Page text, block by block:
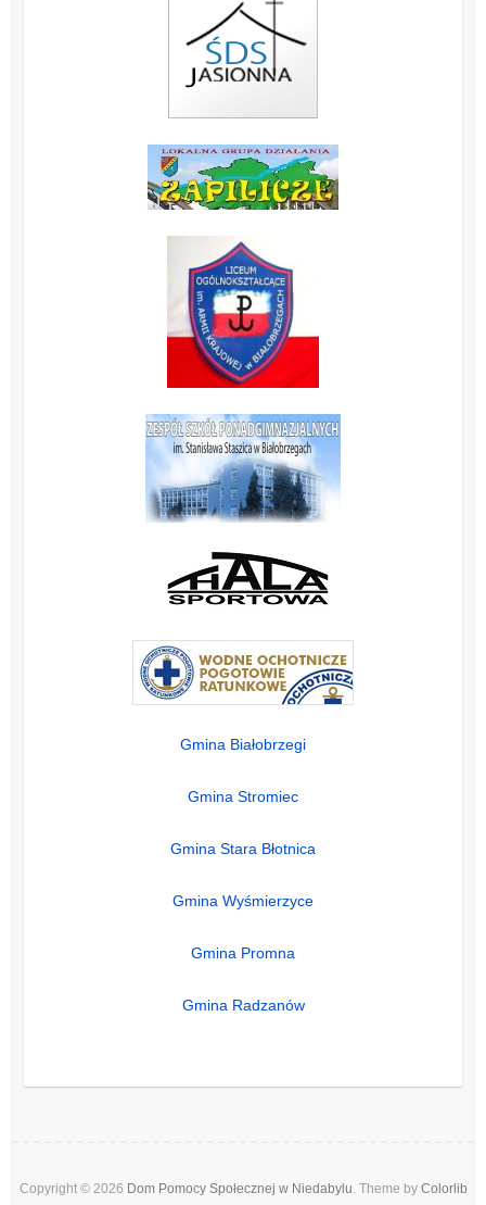
Gmina Białobrzegi
Gmina Stromiec
Gmina Stara Błotnica
Gmina Wyśmierzyce
Gmina Promna
Gmina Radzanów
Copyright © 2026 Dom Pomocy Społecznej w Niedabylu . Theme by Colorlib